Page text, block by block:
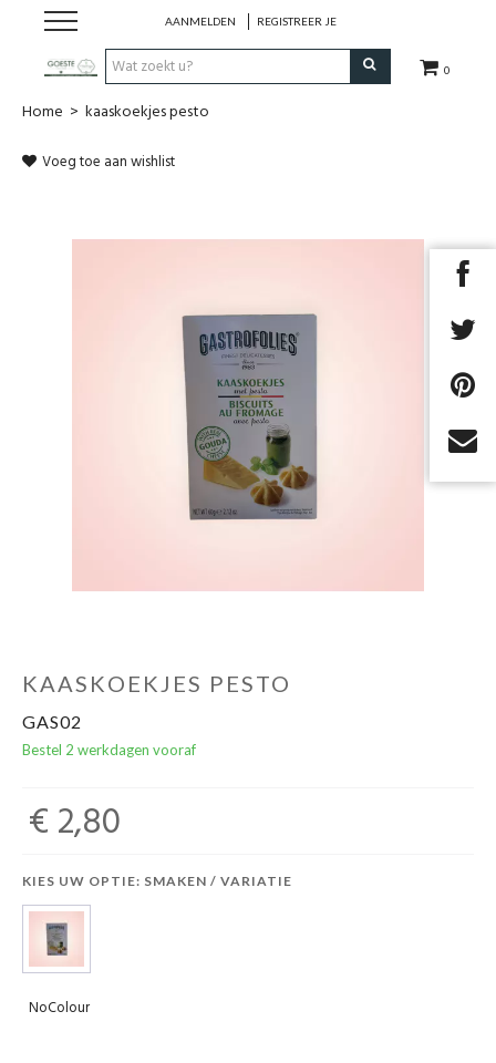
0
AANMELDEN REGISTREER JE
HOME
Huisgemaakt ijs
Home > kaaskoekjes pesto
Voeg toe aan wishlist
KAASKOEKJES PESTO
GAS02
Bestel 2 werkdagen vooraf
€ 2,80
KIES UW OPTIE: SMAKEN / VARIATIE
NoColour